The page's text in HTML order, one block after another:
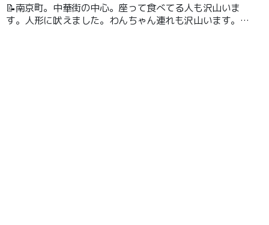
📝南京町。中華街の中心。座って食べてる人も沢山いま
す。人形に吠えました。わんちゃん連れも沢山います。食